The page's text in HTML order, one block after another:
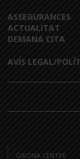
ASSEGURANCES
ACTUALITAT
DEMANA CITA
AVÍS LEGAL/
GIRONA CENTRE